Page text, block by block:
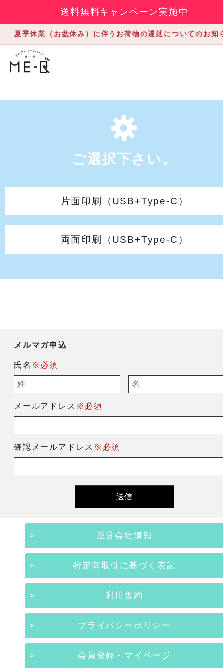
送料無料キャンペーン実施中
夏季休業（お盆休み）に伴うお荷物の遅延についてのお知
ご選択下さい。
片面印刷（USB+Type-C）
両面印刷（USB+Type-C）
メルマガ申込
氏名 ※必須
メールアドレス ※必須
確認メールアドレス ※必須
運営会社情報
特定商取引に基づく表記
利用規約
プライバシーポリシー
会員登録・マイページ